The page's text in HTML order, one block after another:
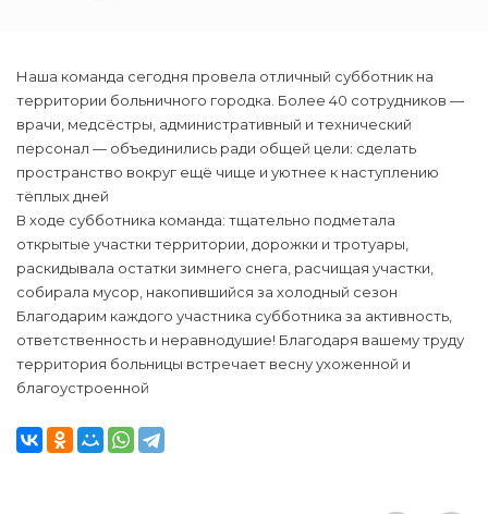
Наша команда сегодня провела отличный субботник на
территории больничного городка. Более 40 сотрудников —
врачи, медсёстры, административный и технический
персонал — объединились ради общей цели: сделать
пространство вокруг ещё чище и уютнее к наступлению
тёплых дней
В ходе субботника команда: тщательно подметала
открытые участки территории, дорожки и тротуары,
раскидывала остатки зимнего снега, расчищая участки,
собирала мусор, накопившийся за холодный сезон
Благодарим каждого участника субботника за активность,
ответственность и неравнодушие! Благодаря вашему труду
территория больницы встречает весну ухоженной и
благоустроенной